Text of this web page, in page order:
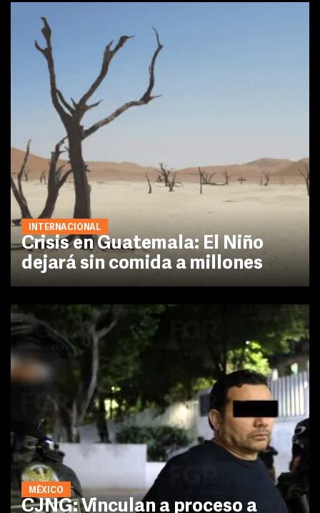
INTERNACIONAL
Crisis en Guatemala: El Niño
dejará sin comida a millones
MÉXICO
CJNG: Vinculan a proceso a